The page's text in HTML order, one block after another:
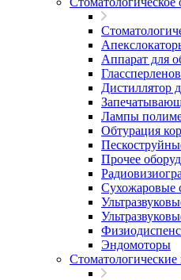
Аппарат для
Дистиллятор
Лампы
Обтурация
Прочее
Сухожаровые
Эндомоторы